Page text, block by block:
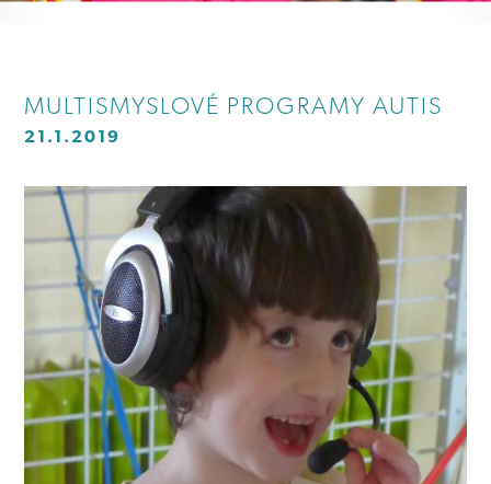
MULTISMYSLOVÉ PROGRAMY AUTIS
21.1.2019